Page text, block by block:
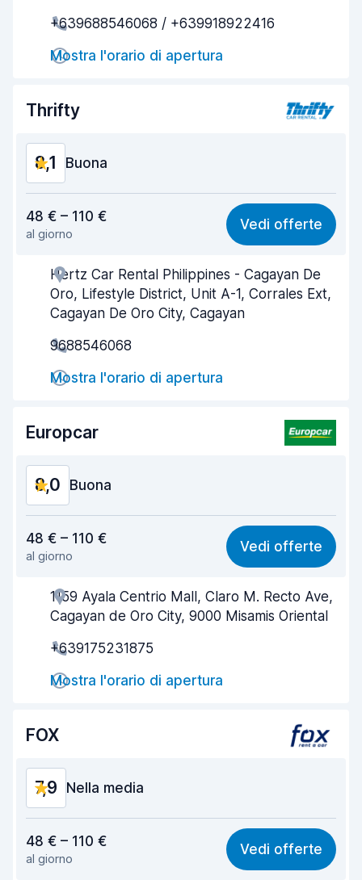
Condizioni dell'auto 8,4
+639688546068 / +639918922416
Mostra l'orario di apertura
Thrifty
8,1 Buona
8,0
Facile da trovare 8,2
Gentilezza degli agenti
Rapidità del ritiro
Rapidità della riconsegna
Pulizia del veicolo
8,3
48 € – 110 €
al giorno
Vedi offerte
Hertz Car Rental Philippines - Cagayan De
Oro, Lifestyle District, Unit A-1, Corrales Ext,
Cagayan De Oro City, Cagayan
9688546068
Mostra l'orario di apertura
Europcar
8,0 Buona
7,6
Facile da trovare 8,2
Gentilezza degli agenti 8,0
Condizioni dell'auto 7,8
48 € – 110 €
al giorno
Vedi offerte
1159 Ayala Centrio Mall, Claro M. Recto Ave,
Cagayan de Oro City, 9000 Misamis Oriental
+639175231875
Mostra l'orario di apertura
FOX
7,9 Nella media
7,7
Facile da trovare 8,2
48 € – 110 €
al giorno
Vedi offerte